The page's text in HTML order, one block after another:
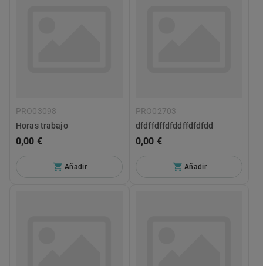
PRO03098
Horas trabajo
0,00 €
Añadir
PRO02703
dfdffdffdfddffdfdfdd
0,00 €
Añadir